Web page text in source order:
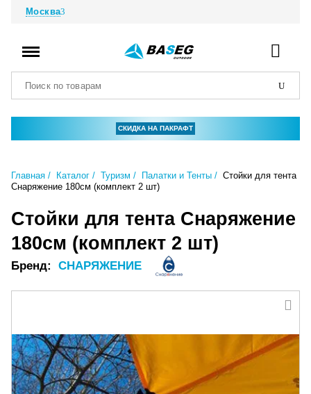
Москва
СКИДКА НА ПАКРАФТ
Главная Каталог Туризм Палатки и Тенты
Стойки для тента
Снаряжение 180см (комплект 2 шт)
Стойки для тента Снаряжение
180см (комплект 2 шт)
Бренд: СНАРЯЖЕНИЕ